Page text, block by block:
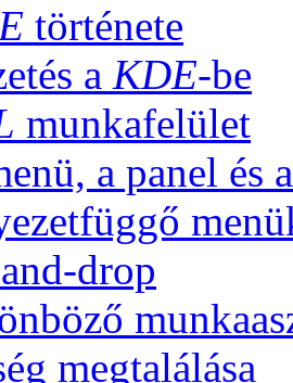
története
a KDE-be
munkafelület
a panel és
drop
megtalálása